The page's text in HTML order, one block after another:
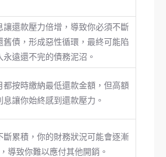
讓還款壓力倍增，導致你必須不斷
舊債，形成惡性循環，最終可能陷
永遠還不完的債務泥沼。
都按時繳納最低還款金額，但高額
息讓你始終感到還款壓力。
斷累積，你的財務狀況可能會逐漸
導致你難以應付其他開銷。